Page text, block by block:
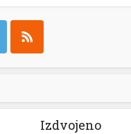
Izdvojeno